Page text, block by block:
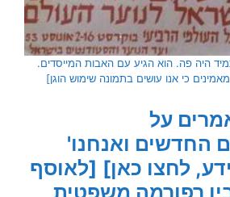
היה פה. הוא הגיע עם האבות המייסדים.
כי אנו עושים בתמונה שימוש הוגן]
על
החדשים ואנחנו'
לחצו כאן] [לאוסף
רפורמה משפטית